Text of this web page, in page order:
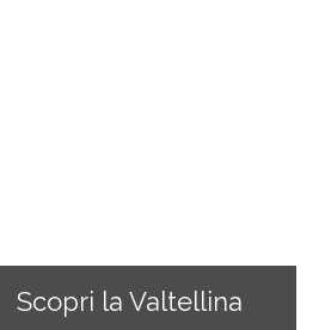
Scopri la Valtellina